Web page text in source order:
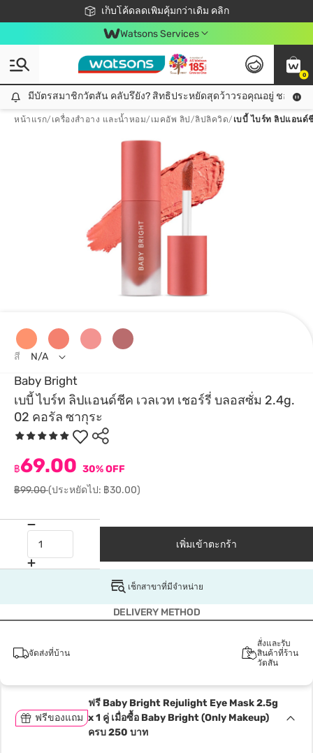
เก็บโค้ดลดเพิ่มคุ้มกว่าเดิม คลิก
ชอปออนไลน์ครั้งแรก ลดเพิ่มจุก ๆ 10%! 🎉
📦ส่งฟรี! เมื่อชอป 499฿
สมาชิกวัตสัน คลับดียังไง?
Watsons Services
0
มีบัตรสมาชิกวัตสัน คลับรึยัง? สิทธิประหยัดสุดว้าวรอคุณอยู่ ชอปคุ้มกว่าเดิม คลิก!
มีบัตรสมาชิกวัตสัน คลับรึยัง? สิทธิประหยัดสุดว้าวรอคุณอยู่ ชอปคุ้มก
หน้าแรก/ เครื่องสำอาง และน้ำหอม/ เมคอัพ ลิป /ลิปลิควิด/ เบบี้ ไบร์ท ลิปแอนด์
Baby Bright
เบบี้ ไบร์ท ลิปแอนด์ชีค เวลเวท เชอร์รี่ บลอสซั่ม 2.4g.
02 คอรัล ซากุระ
฿69.00 30% OFF
฿99.00(ประหยัดไป: ฿30.00)
สี N/A
เพิ่มเข้าตะกร้า
เช็กสาขาที่มีจำหน่าย
DELIVERY METHOD
จัดส่งที่บ้าน
สั่งและรับ
สินค้าที่ร้าน
วัตสัน
ฟรีของแถม
ฟรี Baby Bright Rejulight Eye Mask 2.5g
x 1 คู่ เมื่อซื้อ Baby Bright (Only Makeup)
ครบ 250 บาท